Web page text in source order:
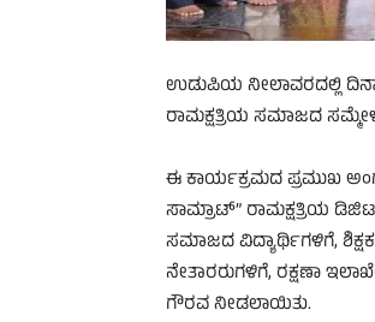
ಉಡುಪಿಯ ನೀಲಾವರದಲ್ಲಿ
ರಾಮಕ್ಷತ್ರಿಯ ಸಮಾಜದ
ಈ ಕಾರ್ಯಕ್ರಮದ ಪ್ರಮುಖ
ಸಾಮ್ರಾಟ್” ರಾಮಕ್ಷತ್ರಿಯ
ಸಮಾಜದ ವಿದ್ಯಾರ್ಥಿಗಳಿಗೆ,
ನೇತಾರರುಗಳಿಗೆ, ರಕ್ಷಣಾ
ಗೌರವ ನೀಡಲಾಯಿತು.